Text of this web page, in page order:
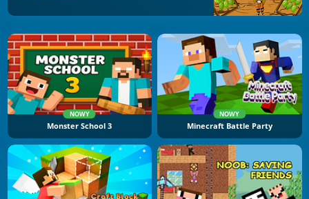
NOWY
Monster School 3
NOWY
Minecraft Battle Party